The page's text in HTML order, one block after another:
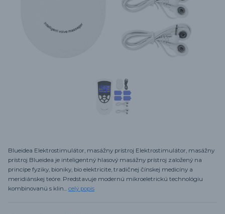
Blueidea Elektrostimulátor, masážny prístroj Elektrostimulátor, masážny
prístroj Blueidea je inteligentný hlasový masážny prístroj založený na
princípe fyziky, bioniky, bio elektricite, tradičnej čínskej medicíny a
meridiánskej teóre. Predstavuje modernú mikroeletrickú technológiu
kombinovanú s klin... celý popis